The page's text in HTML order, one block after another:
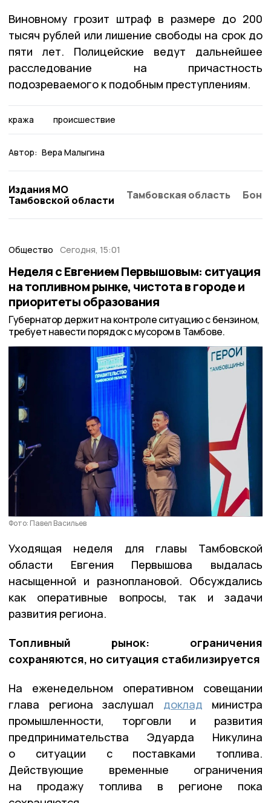
Виновному грозит штраф в размере до 200
тысяч рублей или лишение свободы на срок до
пяти лет. Полицейские ведут дальнейшее
расследование на причастность
подозреваемого к подобным преступлениям.
кража происшествие
Автор: Вера Малыгина
Издания МО
Тамбовской области
Тамбовская область
Общество Сегодня, 15:01
Неделя с Евгением Первышовым: ситуация
на топливном рынке, чистота в городе и
приоритеты образования
Губернатор держит на контроле ситуацию с бензином,
требует навести порядок с мусором в Тамбове.
Фото: Павел Васильев
Уходящая неделя для главы Тамбовской
области Евгения Первышова выдалась
насыщенной и разноплановой. Обсуждались
как оперативные вопросы, так и задачи
развития региона.
Топливный рынок: ограничения
сохраняются, но ситуация стабилизируется
На еженедельном оперативном совещании
глава региона заслушал доклад министра
промышленности, торговли и развития
предпринимательства Эдуарда Никулина
о ситуации с поставками топлива.
Действующие временные ограничения
на продажу топлива в регионе пока